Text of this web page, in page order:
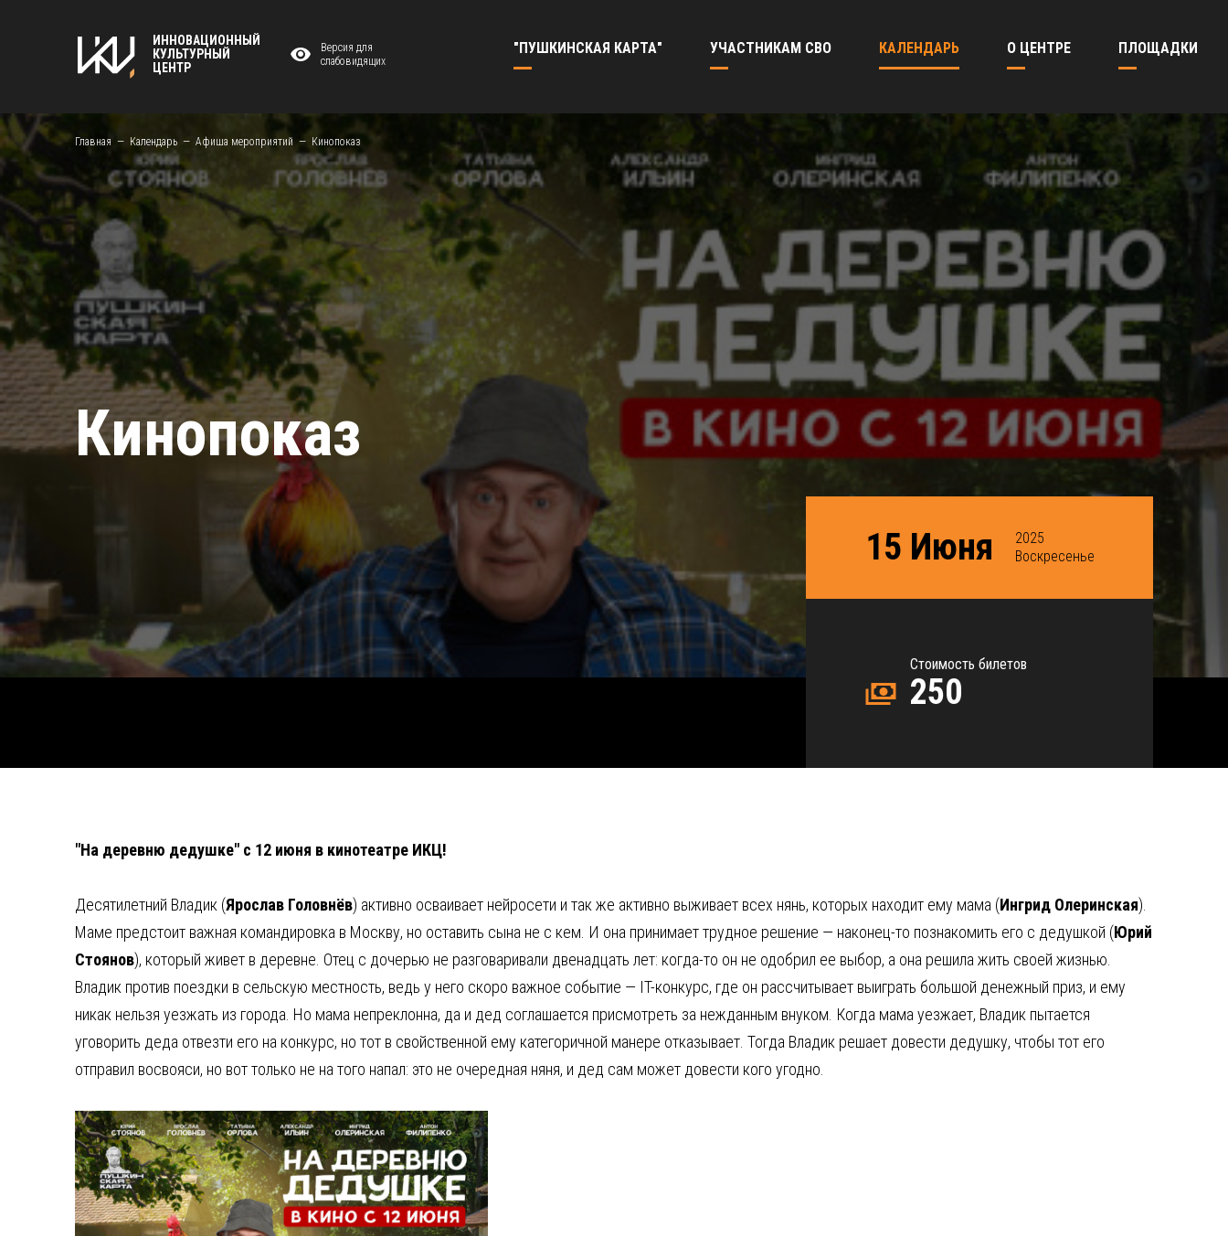
ИННОВАЦИОННЫЙ
КУЛЬТУРНЫЙ
ЦЕНТР
Версия для
слабовидящих
"ПУШКИНСКАЯ КАРТА" УЧАСТНИКАМ СВО КАЛЕНДАРЬ О ЦЕНТРЕ ПЛОЩАДКИ
Главная Календарь Афиша мероприятий Кинопоказ
Кинопоказ
15 Июня
2025
Воскресенье
Стоимость билетов
250
"На деревню дедушке" с 12 июня в кинотеатре ИКЦ!
Десятилетний Владик (Ярослав Головнёв) активно осваивает нейросети и так же активно выживает всех нянь, которых находит ему мама (Ингрид Олеринская).
Маме предстоит важная командировка в Москву, но оставить сына не с кем. И она принимает трудное решение — наконец-то познакомить его с дедушкой (Юрий
Стоянов), который живет в деревне. Отец с дочерью не разговаривали двенадцать лет: когда-то он не одобрил ее выбор, а она решила жить своей жизнью.
Владик против поездки в сельскую местность, ведь у него скоро важное событие — IT-конкурс, где он рассчитывает выиграть большой денежный приз, и ему
никак нельзя уезжать из города. Но мама непреклонна, да и дед соглашается присмотреть за нежданным внуком. Когда мама уезжает, Владик пытается
уговорить деда отвезти его на конкурс, но тот в свойственной ему категоричной манере отказывает. Тогда Владик решает довести дедушку, чтобы тот его
отправил восвояси, но вот только не на того напал: это не очередная няня, и дед сам может довести кого угодно.